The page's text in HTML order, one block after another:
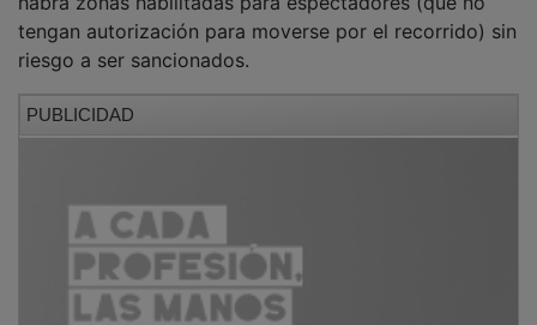
tengan autorización para moverse por el recorrido) sin
riesgo a ser sancionados.